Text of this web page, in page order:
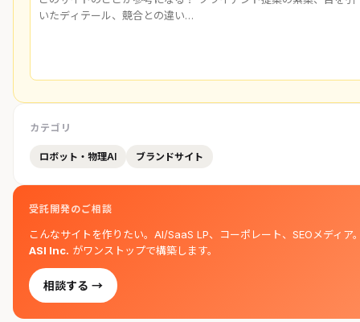
カテゴリ
ロボット・物理AI ブランドサイト
受託開発のご相談
こんなサイトを作りたい。AI/SaaS LP、コーポレート、SEOメディア
ASI Inc. がワンストップで構築します。
相談する →